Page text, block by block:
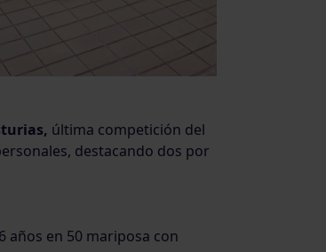
última competición del
destacando dos por
años en 50 mariposa con